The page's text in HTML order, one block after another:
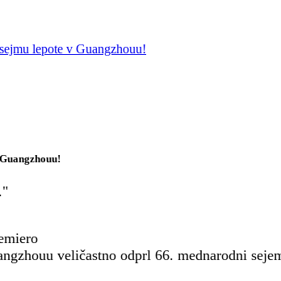
lepote v Guangzhouu!
veličastno odprl 66. mednarodni